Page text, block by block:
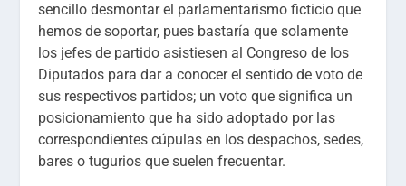
sencillo desmontar el parlamentarismo ficticio que
hemos de soportar, pues bastaría que solamente
los jefes de partido asistiesen al Congreso de los
Diputados para dar a conocer el sentido de voto de
sus respectivos partidos; un voto que significa un
posicionamiento que ha sido adoptado por las
correspondientes cúpulas en los despachos, sedes,
bares o tugurios que suelen frecuentar.